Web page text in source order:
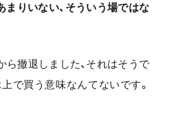
まりいない、そういう場ではな
ら撤退しました、それはそうで
で買う意味なんてないです。